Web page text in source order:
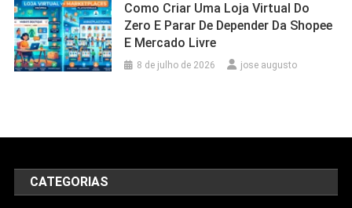
Como Criar Uma Loja Virtual Do
Zero E Parar De Depender Da Shopee
E Mercado Livre
8 de julho de 2026 jose augusto
CATEGORIAS